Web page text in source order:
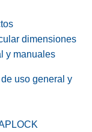
dimensiones
y manuales
uso general y